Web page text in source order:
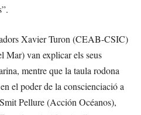
Xavier Turon (CEAB-CSIC)
Mar) van explicar els seus
mentre que la taula rodona
el poder de la conscienciació a
Pellure (Acción Océanos),